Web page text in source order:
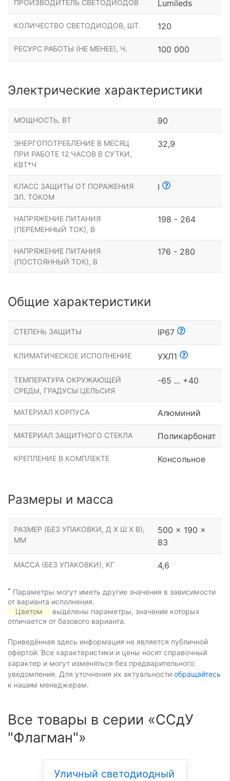
ПРОИЗВОДИТЕЛЬ СВЕТОДИОДОВ Lumileds
КОЛИЧЕСТВО СВЕТОДИОДОВ, ШТ. 120
РЕСУРС РАБОТЫ (НЕ МЕНЕЕ), Ч. 100 000
Электрические характеристики
МОЩНОСТЬ, ВТ 90
ЭНЕРГОПОТРЕБЛЕНИЕ В МЕСЯЦ
ПРИ РАБОТЕ 12 ЧАСОВ В СУТКИ,
КВТ*Ч
32,9
КЛАСС ЗАЩИТЫ ОТ ПОРАЖЕНИЯ
ЭЛ. ТОКОМ
I
НАПРЯЖЕНИЕ ПИТАНИЯ
(ПЕРЕМЕННЫЙ ТОК), В
198 - 264
НАПРЯЖЕНИЕ ПИТАНИЯ
(ПОСТОЯННЫЙ ТОК), В
176 - 280
Общие характеристики
СТЕПЕНЬ ЗАЩИТЫ IP67
КЛИМАТИЧЕСКОЕ ИСПОЛНЕНИЕ УХЛ1
ТЕМПЕРАТУРА ОКРУЖАЮЩЕЙ
СРЕДЫ, ГРАДУСЫ ЦЕЛЬСИЯ
-65 ... +40
МАТЕРИАЛ КОРПУСА Алюминий
МАТЕРИАЛ ЗАЩИТНОГО СТЕКЛА Поликарбонат
КРЕПЛЕНИЕ В КОМПЛЕКТЕ Консольное
Размеры и масса
РАЗМЕР (БЕЗ УПАКОВКИ, Д Х Ш Х В),
ММ
500 x 190 x
83
МАССА (БЕЗ УПАКОВКИ), КГ 4,6
* Параметры могут иметь другие значения в зависимости
от варианта исполнения.
Цветом
выделены параметры, значение которых
отличается от базового варианта.
Приведённая здесь информация не является публичной
офертой. Все характеристики и цены носят справочный
характер и могут изменяться без предварительного
уведомления. Для уточнения их актуальности обращайтесь
к нашим менеджерам.
Все товары в серии «ССдУ
"Флагман"»
Уличный светодиодный